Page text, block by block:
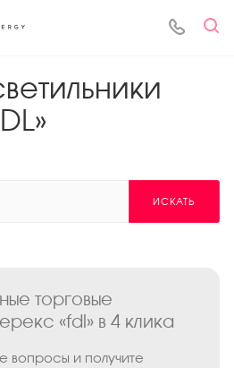
ИСКАТЬ
торговые
«fdl» в 4 клика
вопросы и получите